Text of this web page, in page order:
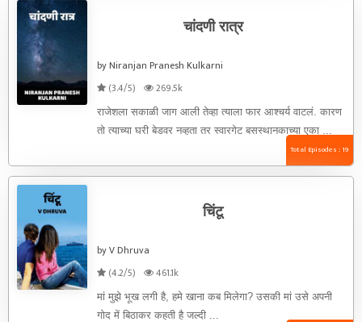
चांदणी रात्र
by Niranjan Pranesh Kulkarni
(3.4/5)
269.5k
राजेशला सकाळी जाग आली तेव्हा त्याला फार आश्चर्य वाटलं. कारण
तो त्याच्या घरी बेडवर नव्हता तर स्वारगेट बसस्थानकाच्या एका ...
Total Episodes : 19
चिंटू
by V Dhruva
(4.2/5)
461.1k
मां मुझे भूख लगी है, हमे खाना कब मिलेगा? उसकी मां उसे अपनी
गोद में बिठाकर कहती है जल्दी ...